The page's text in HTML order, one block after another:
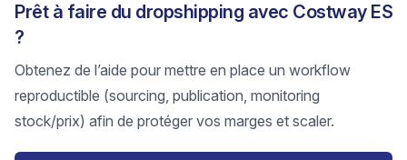
Prêt à faire du dropshipping avec Costway ES
?
Obtenez de l’aide pour mettre en place un workflow
reproductible (sourcing, publication, monitoring
stock/prix) afin de protéger vos marges et scaler.